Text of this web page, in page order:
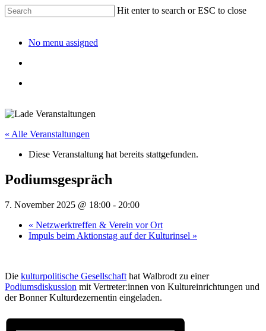
Hit enter to search or ESC to close
No menu assigned
« Alle Veranstaltungen
Diese Veranstaltung hat bereits stattgefunden.
Podiumsgespräch
7. November 2025 @ 18:00 - 20:00
« Netzwerktreffen & Verein vor Ort
Impuls beim Aktionstag auf der Kulturinsel »
Die kulturpolitische Gesellschaft hat Walbrodt zu einer
Podiumsdiskussion mit Vertreter:innen von Kultureinrichtungen und
der Bonner Kulturdezernentin eingeladen.